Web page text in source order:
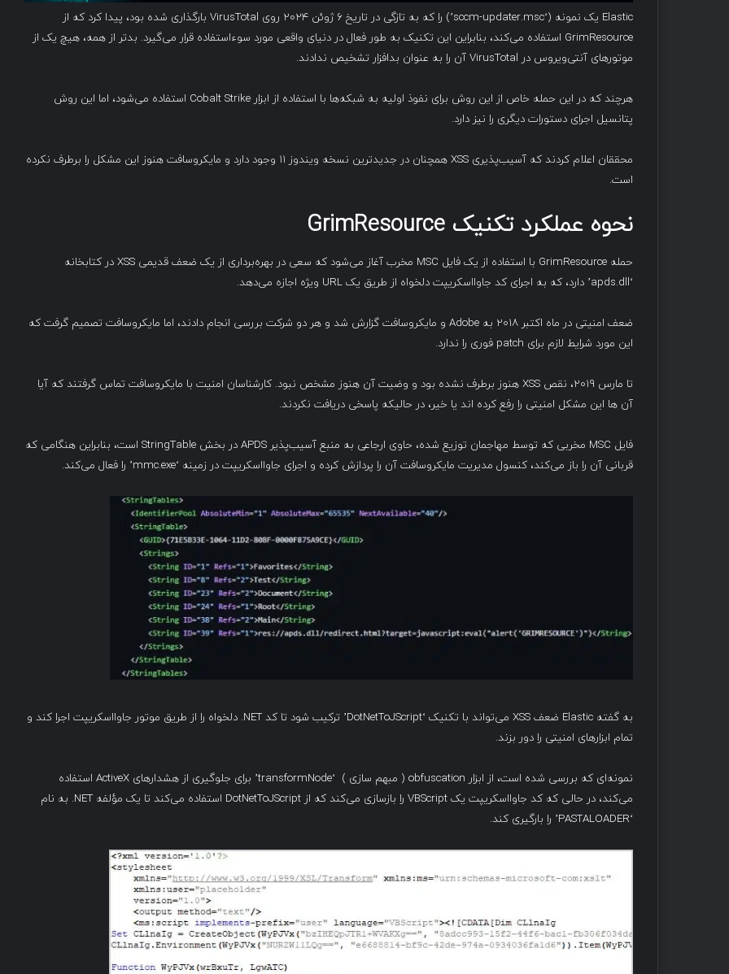
Elastic یک نمونه (‘sccm-updater.msc’) را که به تازگی در تاریخ ۶ ژوئن ۲۰۲۴ روی VirusTotal بارگذاری شده بود، پیدا کرد که از
GrimResource استفاده می‌کند، بنابراین این تکنیک به طور فعال در دنیای واقعی مورد سوءاستفاده قرار می‌گیرد. بدتر از همه، هیچ یک از
موتورهای آنتی‌ویروس در VirusTotal آن را به عنوان بدافزار تشخیص ندادند.
هرچند که در این حمله خاص از این روش برای نفوذ اولیه به شبکه‌ها با استفاده از ابزار Cobalt Strike استفاده می‌شود، اما این روش
پتانسیل اجرای دستورات دیگری را نیز دارد.
محققان اعلام کردند که آسیب‌پذیری XSS همچنان در جدیدترین نسخه ویندوز ۱۱ وجود دارد و مایکروسافت هنوز این مشکل را برطرف نکرده
است.
نحوه عملکرد تکنیک GrimResource
حمله GrimResource با استفاده از یک فایل MSC مخرب آغاز می‌شود که سعی در بهره‌برداری از یک ضعف قدیمی XSS در کتابخانه
‘apds.dll’ دارد، که به اجرای کد جاوااسکریپت دلخواه از طریق یک URL ویژه اجازه می‌دهد.
ضعف امنیتی در ماه اکتبر ۲۰۱۸ به Adobe و مایکروسافت گزارش شد و هر دو شرکت بررسی انجام دادند، اما مایکروسافت تصمیم گرفت که
این مورد شرایط لازم برای patch فوری را ندارد.
تا مارس ۲۰۱۹، نقص XSS هنوز برطرف نشده بود و وضیت آن هنوز مشخص نبود. کارشناسان امنیت با مایکروسافت تماس گرفتند که آیا
آن ها این مشکل امنیتی را رفع کرده اند یا خیر، در حالیکه پاسخی دریافت نکردند.
فایل MSC مخربی که توسط مهاجمان توزیع شده، حاوی ارجاعی به منبع آسیب‌پذیر APDS در بخش StringTable است، بنابراین هنگامی که
قربانی آن را باز می‌کند، کنسول مدیریت مایکروسافت آن را پردازش کرده و اجرای جاوااسکریپت در زمینه ‘mmc.exe’ را فعال می‌کند.
به گفته Elastic ضعف XSS می‌تواند با تکنیک ‘DotNetToJScript’ ترکیب شود تا کد NET. دلخواه را از طریق موتور جاوااسکریپت اجرا کند و
تمام ابزارهای امنیتی را دور بزند.
نمونه‌ای که بررسی شده است، از ابزار obfuscation ( مبهم سازی ) ‘transformNode’ برای جلوگیری از هشدارهای ActiveX استفاده
می‌کند، در حالی که کد جاوااسکریپت یک VBScript را بازسازی می‌کند که از DotNetToJScript استفاده می‌کند تا یک مؤلفه NET. به نام
‘PASTALOADER’ را بارگیری کند.